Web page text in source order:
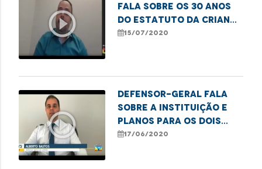
play_circle_outline
fala sobre os 30 anos
do Estatuto da Criança
e do Adolescente
15/07/2020
play_circle_outline
Defensor-geral fala
sobre a instituição e
planos para os dois
próximos anos de
17/06/2020